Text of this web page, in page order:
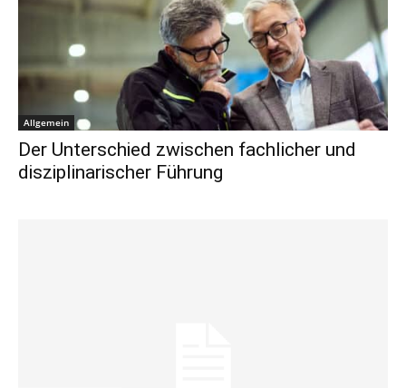
Allgemein
Der Unterschied zwischen fachlicher und
disziplinarischer Führung